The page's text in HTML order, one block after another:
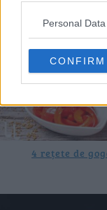
Personal
CONFIRM
4 rețete de